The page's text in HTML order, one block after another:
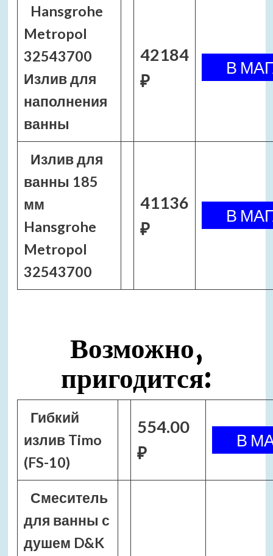
Hansgrohe
Metropol
32543700
Излив для
наполнения
ванны
42184
₽
Излив для
ванны 185
мм
Hansgrohe
Metropol
32543700
41136
₽
Возможно,
пригодится:
Гибкий
излив Timo
(FS-10)
554.00
₽
Смеситель
для ванны с
душем D&K